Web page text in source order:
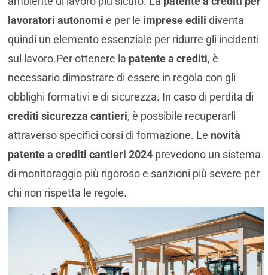
lavoratori autonomi e per le imprese edili diventa
quindi un elemento essenziale per ridurre gli incidenti
sul lavoro.Per ottenere la patente a crediti, è
necessario dimostrare di essere in regola con gli
obblighi formativi e di sicurezza. In caso di perdita di
crediti sicurezza cantieri, è possibile recuperarli
attraverso specifici corsi di formazione. Le novità
patente a crediti cantieri 2024 prevedono un sistema
di monitoraggio più rigoroso e sanzioni più severe per
chi non rispetta le regole.